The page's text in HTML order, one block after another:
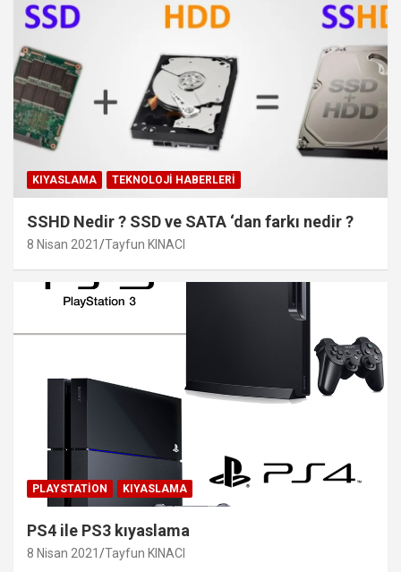
KIYASLAMA TEKNOLOJI HABERLERI
SSHD Nedir ? SSD ve SATA ‘dan farkı nedir ?
8 Nisan 2021 Tayfun KINACI
PLAYSTATION KIYASLAMA
PS4 ile PS3 kıyaslama
8 Nisan 2021 Tayfun KINACI